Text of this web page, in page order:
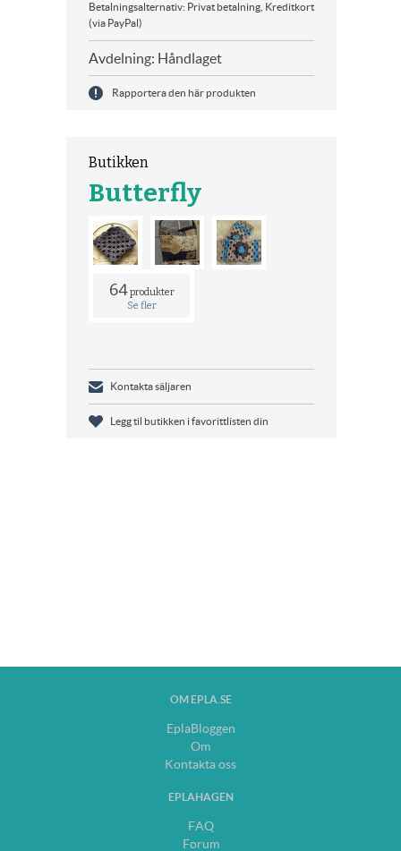
Betalningsalternativ: Privat betalning, Kreditkort
(via PayPal)
Avdelning: Håndlaget
Rapportera den här produkten
Butikken
Butterfly
64produkter
Se fler
Kontakta säljaren
Legg til butikken i favorittlisten din
OM EPLA.SE
EplaBloggen
Om
Kontakta oss
EPLAHAGEN
FAQ
Forum